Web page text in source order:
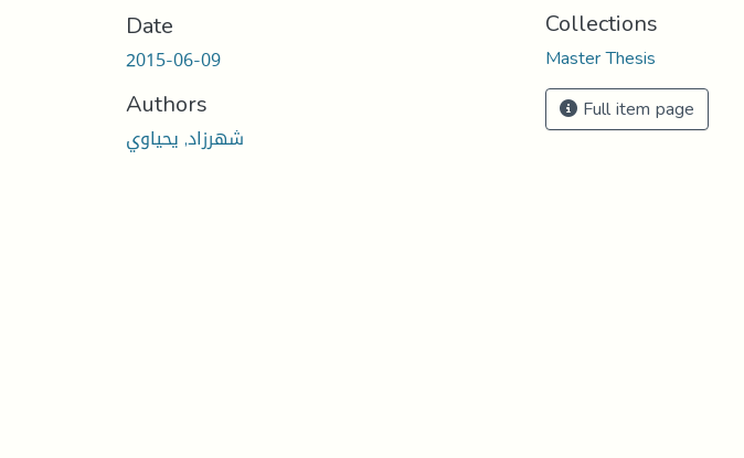
Date
2015-06-09
Authors
شهرزاد, يحياوي
Collections
Master Thesis
Full item page